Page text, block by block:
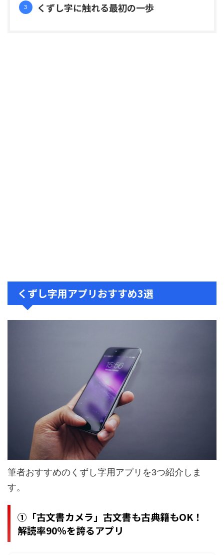
くずし字に触れる最初の一歩
くずし字用アプリおすすめ3選
筆者おすすめのくずし字用アプリを3つ紹介しま
す。
①「古文書カメラ」古文書も古典籍もOK！
解読率90％を誇るアプリ